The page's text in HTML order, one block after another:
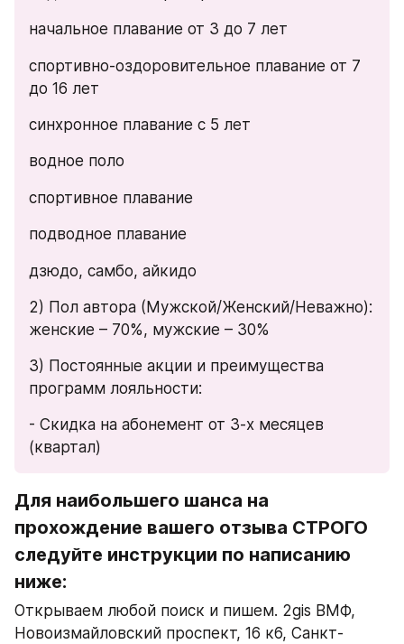
начальное плавание от 3 до 7 лет
спортивно-оздоровительное плавание от 7
до 16 лет
синхронное плавание с 5 лет
водное поло
спортивное плавание
подводное плавание
дзюдо, самбо, айкидо
женские – 70%, мужские – 30%
3) Постоянные акции и преимущества
программ лояльности:
- Скидка на абонемент от 3-х месяцев
(квартал)
Для наибольшего шанса на
прохождение вашего отзыва СТРОГО
следуйте инструкции по написанию
ниже:
Открываем любой поиск и пишем. 2gis ВМФ,​
Новоизмайловский проспект, 16 к6, Санкт-